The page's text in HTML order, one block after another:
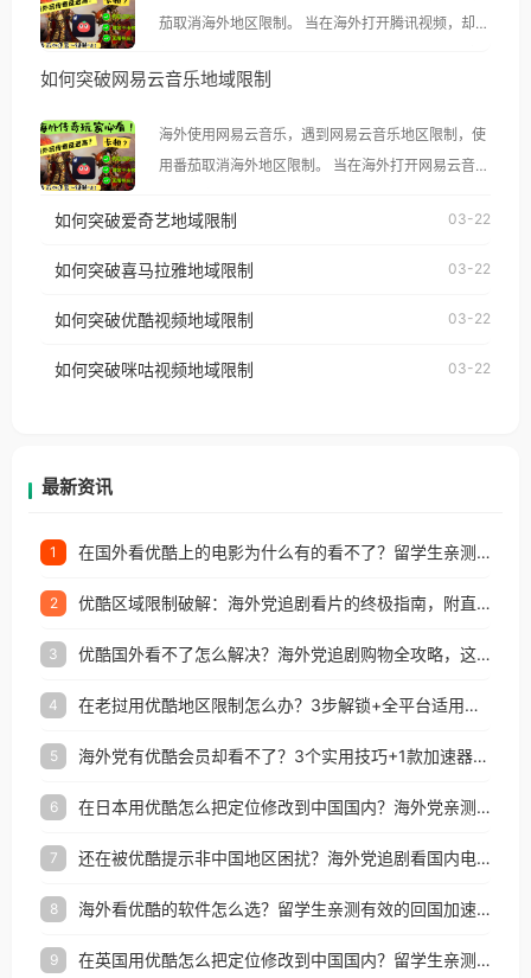
茄取消海外地区限制。 当在海外打开腾讯视频，却突
示语。 海外用户如香港、澳门、台湾、美国、加拿
像其他音乐平台一样，出现地区及版权限制问题，且
仅能在中国大陆地区播放。 遇到这个问题的朋友们，
台湾、美国、加拿大、澳大利亚、欧洲等国家和地区
权限制所困扰。
如何突破网易云音乐地域限制
海外使用网易云音乐，遇到网易云音乐地区限制，使
用番茄取消海外地区限制。 当在海外打开网易云音
播放”的提示语。 海外用户如香港、澳门、台湾、美
制问题，且仅能在中国大陆地区播放。 遇到这个问题
户收听网易云音乐地区版权限制」的问题，无论人在
如何突破爱奇艺地域限制 03-22
如何突破喜马拉雅地域限制 03-22
如何突破优酷视频地域限制 03-22
如何突破咪咕视频地域限制 03-22
最新资讯
1 在国外看优酷上的电影为什么有的看不了？留学生亲测有效的回国加速方案
2 优酷区域限制破解：海外党追剧看片的终极指南，附直播欧冠+1905电影网解决方案
3 优酷国外看不了怎么解决？海外党追剧购物全攻略，这招亲测有效！
4 在老挝用优酷地区限制怎么办？3步解锁+全平台适用的回国加速器指南
5 海外党有优酷会员却看不了？3个实用技巧+1款加速器解决追剧&金融APP难题
6 在日本用优酷怎么把定位修改到中国国内？海外党亲测有效的回国加速指南
7 还在被优酷提示非中国地区困扰？海外党追剧看国内电影的正确打开方式
8 海外看优酷的软件怎么选？留学生亲测有效的回国加速方案
9 在英国用优酷怎么把定位修改到中国国内？留学生亲测有效的回国加速方案